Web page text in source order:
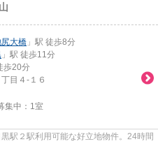
大橋 」駅 徒歩8分
」駅 徒歩11分
歩20分
丁目４-１６
集中： 1室
駅２駅利用可能な好立地物件。24時間